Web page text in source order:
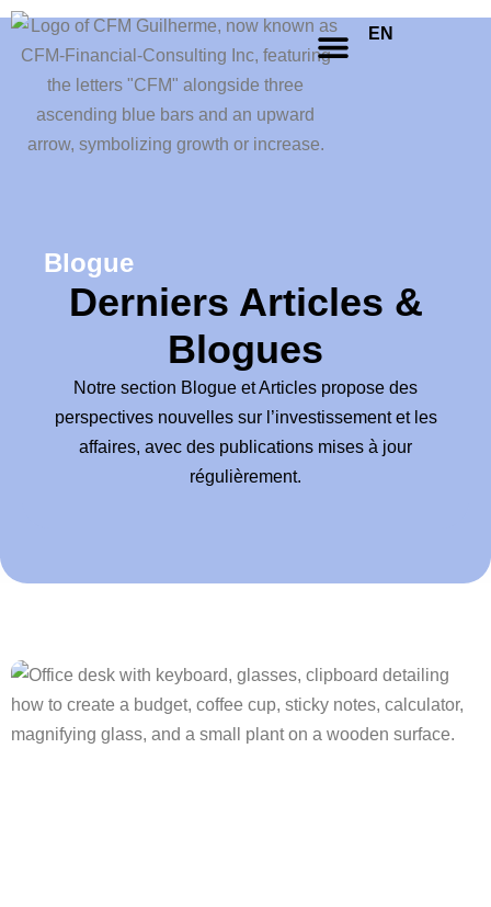
EN
Blogue
Derniers Articles &
Blogues
Notre section Blogue et Articles propose des
perspectives nouvelles sur l’investissement et les
affaires, avec des publications mises à jour
régulièrement.